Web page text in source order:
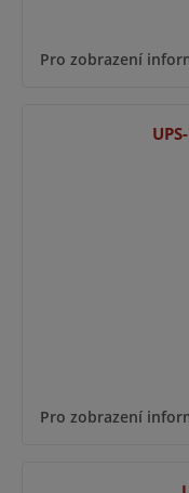
Pro zobrazení
Pro zobrazení